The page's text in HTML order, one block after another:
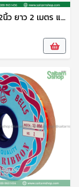
เส้นยางยืด1/2นิ้ว ยาว 2 เมตร แสนสุข